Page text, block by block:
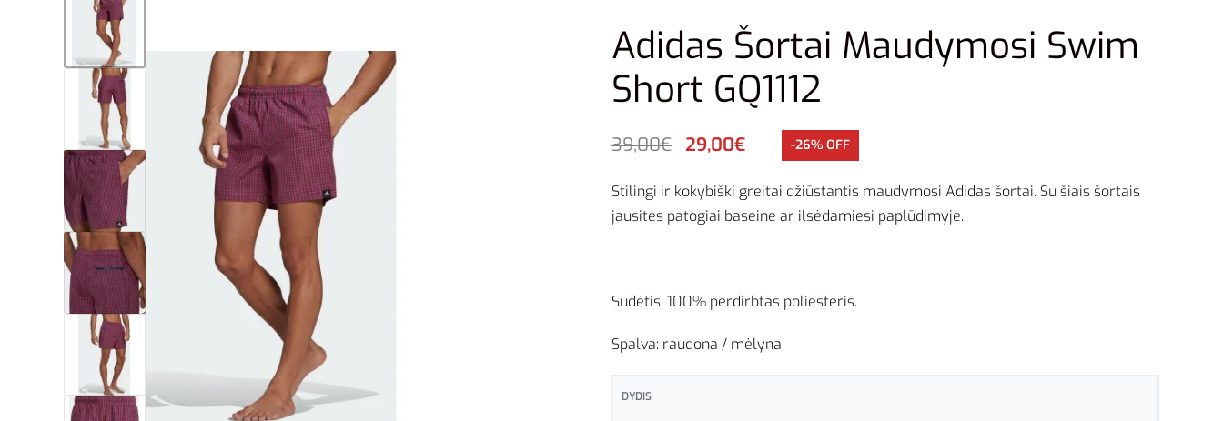
Adidas Šortai Maudymosi Swim
Short GQ1112
39,00€ 29,00€ -26% OFF
Stilingi ir kokybiški greitai džiūstantis maudymosi Adidas šortai. Su šiais šortais
jausitės patogiai baseine ar ilsėdamiesi paplūdimyje.
Sudėtis: 100% perdirbtas poliesteris.
Spalva: raudona / mėlyna.
DYDIS